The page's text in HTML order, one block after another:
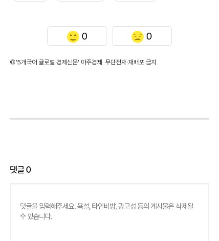
0 0
©'5개국어 글로벌 경제신문' 아주경제. 무단전재·재배포 금지
댓글0